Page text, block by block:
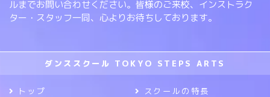
ルまでお問い合わせください。皆様のご来校、インストラク
ター・スタッフ一同、心よりお待ちしております。
ダンススクール TOKYO STEPS ARTS
トップ
スクールの特長